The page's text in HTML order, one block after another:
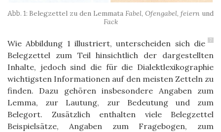
Belegzettel zu den Lemmata Fabel, Ofengabel, feiern und
Fack
7
Wie Abbildung 1 illustriert, unterscheiden sich die
Belegzettel zum Teil hinsichtlich der dargestellten
Inhalte, jedoch sind die für die Dialektlexikographie
wichtigsten Informationen auf den meisten Zetteln zu
finden. Dazu gehören insbesondere Angaben zum
Lemma, zur Lautung, zur Bedeutung und zum
Belegort. Zusätzlich enthalten viele Belegzettel
Beispielsätze, Angaben zum Fragebogen, zum